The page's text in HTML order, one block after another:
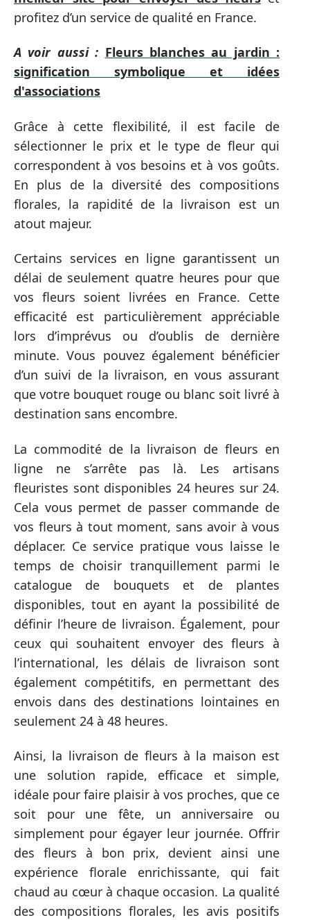
profitez d’un service de qualité en France.
A voir aussi : Fleurs blanches au jardin :
signification symbolique et idées
d'associations
Grâce à cette flexibilité, il est facile de
sélectionner le prix et le type de fleur qui
correspondent à vos besoins et à vos goûts.
En plus de la diversité des compositions
florales, la rapidité de la livraison est un
atout majeur.
Certains services en ligne garantissent un
délai de seulement quatre heures pour que
vos fleurs soient livrées en France. Cette
efficacité est particulièrement appréciable
lors d’imprévus ou d’oublis de dernière
minute. Vous pouvez également bénéficier
d’un suivi de la livraison, en vous assurant
que votre bouquet rouge ou blanc soit livré à
destination sans encombre.
La commodité de la livraison de fleurs en
ligne ne s’arrête pas là. Les artisans
fleuristes sont disponibles 24 heures sur 24.
Cela vous permet de passer commande de
vos fleurs à tout moment, sans avoir à vous
déplacer. Ce service pratique vous laisse le
temps de choisir tranquillement parmi le
catalogue de bouquets et de plantes
disponibles, tout en ayant la possibilité de
définir l’heure de livraison. Également, pour
ceux qui souhaitent envoyer des fleurs à
l’international, les délais de livraison sont
également compétitifs, en permettant des
envois dans des destinations lointaines en
seulement 24 à 48 heures.
Ainsi, la livraison de fleurs à la maison est
une solution rapide, efficace et simple,
idéale pour faire plaisir à vos proches, que ce
soit pour une fête, un anniversaire ou
simplement pour égayer leur journée. Offrir
des fleurs à bon prix, devient ainsi une
expérience florale enrichissante, qui fait
chaud au cœur à chaque occasion. La qualité
des compositions florales, les avis positifs